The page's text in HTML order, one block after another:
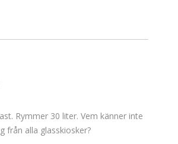
Rymmer 30 liter. Vem känner inte
från alla glasskiosker?